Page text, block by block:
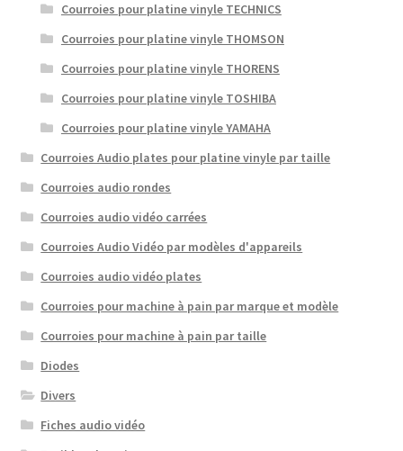
Courroies pour platine vinyle TECHNICS
Courroies pour platine vinyle THOMSON
Courroies pour platine vinyle THORENS
Courroies pour platine vinyle TOSHIBA
Courroies pour platine vinyle YAMAHA
Courroies Audio plates pour platine vinyle par taille
Courroies audio rondes
Courroies audio vidéo carrées
Courroies Audio Vidéo par modèles d'appareils
Courroies audio vidéo plates
Courroies pour machine à pain par marque et modèle
Courroies pour machine à pain par taille
Diodes
Divers
Fiches audio vidéo